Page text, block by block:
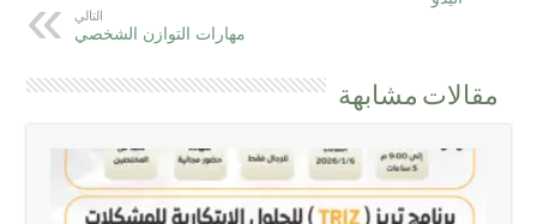
التالي
مهارات التوازن الشخصي
مقالات مشابهة